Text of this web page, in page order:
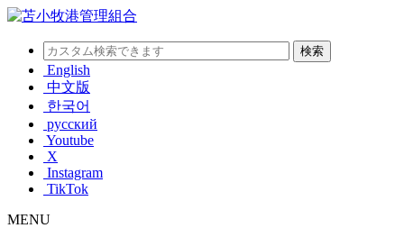
English
中文版
한국어
русский
Youtube
X
Instagram
TikTok
MENU